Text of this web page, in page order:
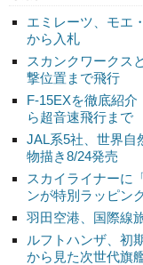
エミレーツ、モエ
から入札
スカンクワークス
撃位置まで飛行
F-15EXを徹底紹
ら超音速飛行まで
JAL系5社、世界
物描き8/24発売
スカイライナーに
ンが特別ラッピン
羽田空港、国際線
ルフトハンザ、初
から見た次世代旗